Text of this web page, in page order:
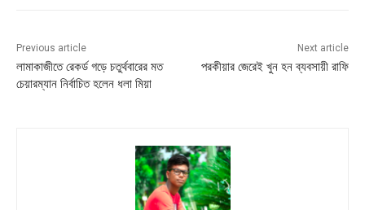
Previous article
লামাকাজীতে রেকর্ড গড়ে চতুর্থবারের মত
চেয়ার‌ম্যান নির্বাচিত হলেন ধলা মিয়া
Next article
পরকীয়ার জেরেই খুন হন ব্যবসায়ী রাফি